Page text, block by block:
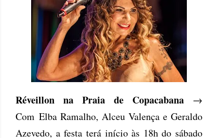
Réveillon na Praia de Copacabana →
Com Elba Ramalho, Alceu Valença e Geraldo
Azevedo, a festa terá início às 18h do sábado